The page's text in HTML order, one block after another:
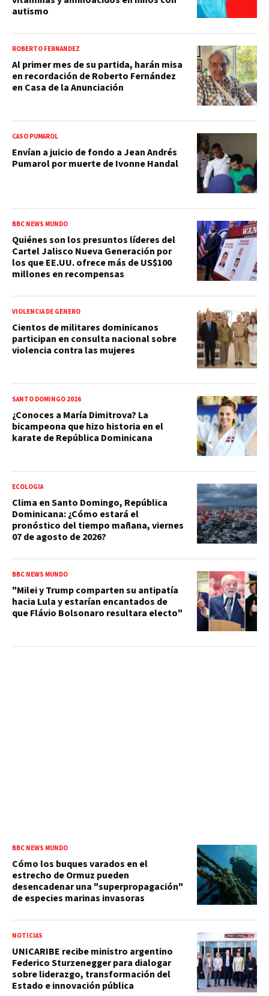
autismo
ROBERTO FERNÁNDEZ
Al primer mes de su partida, harán misa
en recordación de Roberto Fernández
en Casa de la Anunciación
CASO PUMAROL
Envían a juicio de fondo a Jean Andrés
Pumarol por muerte de Ivonne Handal
BBC NEWS MUNDO
Quiénes son los presuntos líderes del
Cartel Jalisco Nueva Generación por
los que EE.UU. ofrece más de US$100
millones en recompensas
VIOLENCIA DE GÉNERO
Cientos de militares dominicanos
participan en consulta nacional sobre
violencia contra las mujeres
SANTO DOMINGO 2026
¿Conoces a María Dimitrova? La
bicampeona que hizo historia en el
karate de República Dominicana
ECOLOGÍA
Clima en Santo Domingo, República
Dominicana: ¿Cómo estará el
pronóstico del tiempo mañana, viernes
07 de agosto de 2026?
BBC NEWS MUNDO
"Milei y Trump comparten su antipatía
hacia Lula y estarían encantados de
que Flávio Bolsonaro resultara electo"
BBC NEWS MUNDO
Cómo los buques varados en el
estrecho de Ormuz pueden
desencadenar una "superpropagación"
de especies marinas invasoras
NOTICIAS
UNICARIBE recibe ministro argentino
Federico Sturzenegger para dialogar
sobre liderazgo, transformación del
Estado e innovación pública